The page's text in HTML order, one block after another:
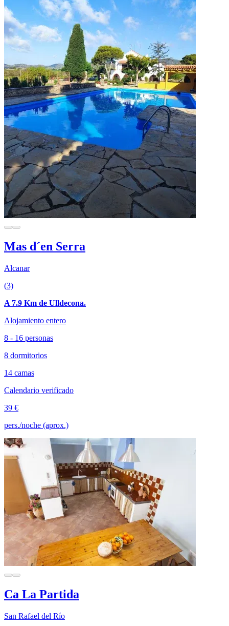
Mas d´en Serra
Alcanar
(3)
A 7.9 Km de Ulldecona.
Alojamiento entero
8 - 16 personas
8 dormitorios
14 camas
Calendario verificado
39 €
pers./noche (aprox.)
Ca La Partida
San Rafael del Río